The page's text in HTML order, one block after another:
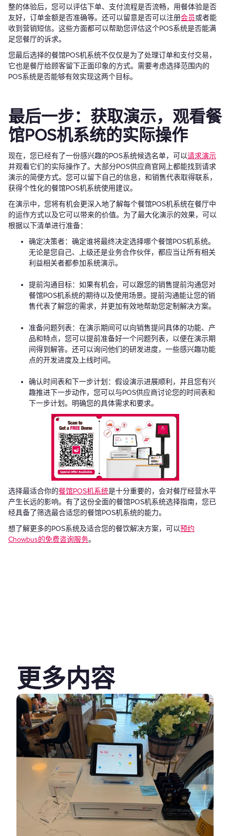
整的体验后，您可以评估下单、支付流程是否流畅，用餐体验是否
友好，订单金额是否准确等。还可以留意是否可以注册会员或者能
收到营销短信。这些方面都可以帮助您评估这个POS系统是否能满
足您餐厅的诉求。
您最后选择的餐馆POS机系统不仅仅是为了处理订单和支付交易，
它也是餐厅给顾客留下正面印象的方式。需要考虑选择范围内的
POS系统是否能够有效实现这两个目标。
最后一步：获取演示，观看餐
馆POS机系统的实际操作
现在，您已经有了一份感兴趣的POS系统候选名单，可以请求演示
并观看它们的实际操作了。大部分POS供应商官网上都能找到请求
演示的简便方式。您可以留下自己的信息，和销售代表取得联系，
获得个性化的餐馆POS机系统使用建议。
在演示中，您将有机会更深入地了解每个餐馆POS机系统在餐厅中
的运作方式以及它可以带来的价值。为了最大化演示的效果，可以
根据以下清单进行准备：
确定决策者：确定谁将最终决定选择哪个餐馆POS机系统。
无论是您自己、上级还是业务合作伙伴，都应当让所有相关
利益相关者都参加系统演示。
提前沟通目标：如果有机会，可以跟您的销售提前沟通您对
餐馆POS机系统的期待以及使用场景。提前沟通能让您的销
售代表了解您的需求，并更加有效地帮助您定制解决方案。
准备问题列表：在演示期间可以向销售提问具体的功能、产
品和特点，您可以提前准备好一个问题列表，以便在演示期
间得到解答。还可以询问他们的研发进度，一些感兴趣功能
点的开发进度及上线时间。
确认时间表和下一步计划：假设演示进展顺利，并且您有兴
趣推进下一步动作，您可以与POS供应商讨论您的时间表和
下一步计划。明确您的具体需求和要求。
选择最适合你的餐馆POS机系统是十分重要的，会对餐厅经营水平
产生长远的影响。有了这份全面的餐馆POS机系统选择指南，您已
经具备了筛选最合适您的餐馆POS机系统的能力。
想了解更多的POS系统及适合您的餐饮解决方案，可以预约
Chowbus的免费咨询服务。
更多内容